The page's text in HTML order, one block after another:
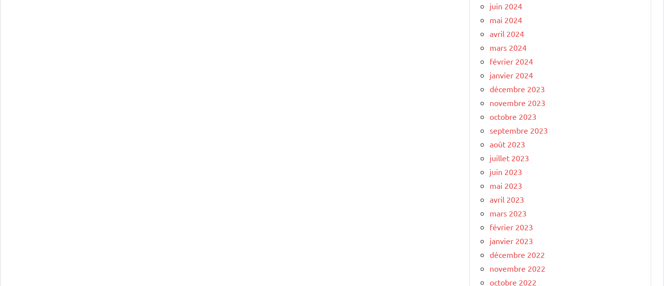
juin 2024
mai 2024
avril 2024
mars 2024
février 2024
janvier 2024
décembre 2023
novembre 2023
octobre 2023
septembre 2023
août 2023
juillet 2023
juin 2023
mai 2023
avril 2023
mars 2023
février 2023
janvier 2023
décembre 2022
novembre 2022
octobre 2022